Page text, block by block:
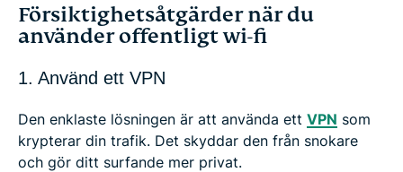
Försiktighetsåtgärder när du
använder offentligt wi-fi
1. Använd ett VPN
Den enklaste lösningen är att använda ett VPN som
krypterar din trafik. Det skyddar den från snokare
och gör ditt surfande mer privat.